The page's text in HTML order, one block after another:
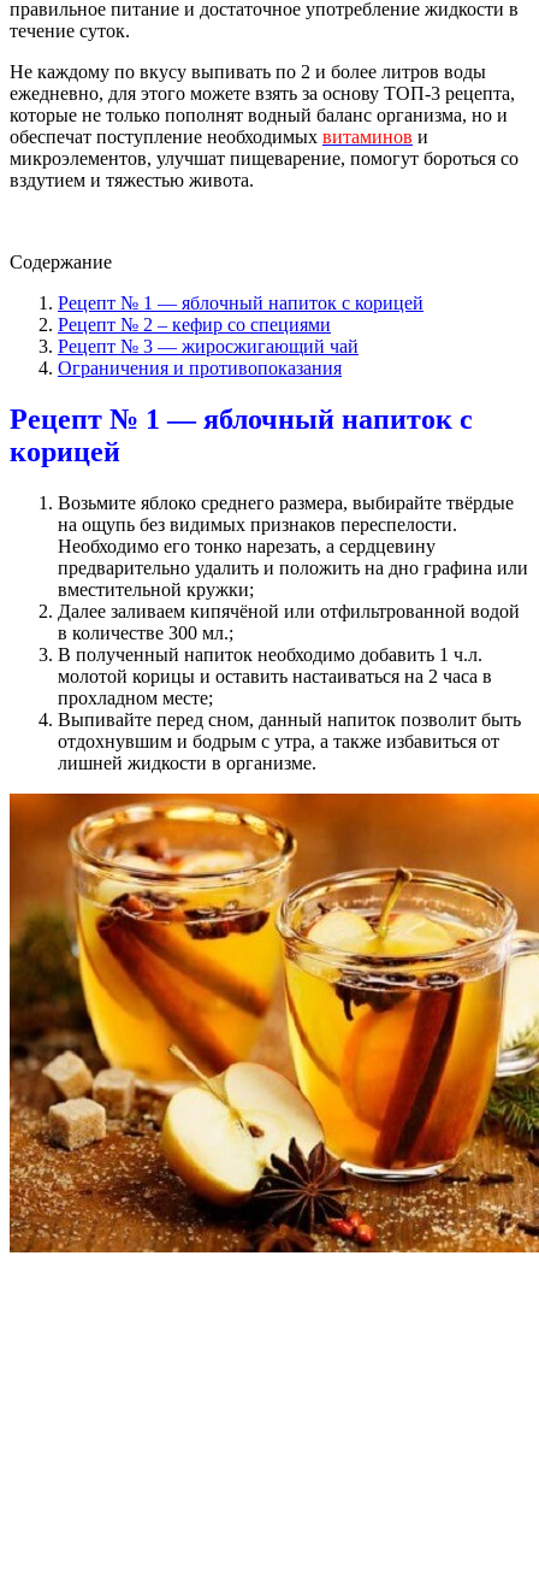
правильное питание и достаточное употребление жидкости в
течение суток.
Не каждому по вкусу выпивать по 2 и более литров воды
ежедневно, для этого можете взять за основу ТОП-3 рецепта,
которые не только пополнят водный баланс организма, но и
обеспечат поступление необходимых витаминов и
микроэлементов, улучшат пищеварение, помогут бороться со
вздутием и тяжестью живота.
Содержание
Рецепт № 1 — яблочный напиток с корицей
Рецепт № 2 – кефир со специями
Рецепт № 3 — жиросжигающий чай
Ограничения и противопоказания
Рецепт № 1 — яблочный напиток с
корицей
Возьмите яблоко среднего размера, выбирайте твёрдые
на ощупь без видимых признаков переспелости.
Необходимо его тонко нарезать, а сердцевину
предварительно удалить и положить на дно графина или
вместительной кружки;
Далее заливаем кипячёной или отфильтрованной водой
в количестве 300 мл.;
В полученный напиток необходимо добавить 1 ч.л.
молотой корицы и оставить настаиваться на 2 часа в
прохладном месте;
Выпивайте перед сном, данный напиток позволит быть
отдохнувшим и бодрым с утра, а также избавиться от
лишней жидкости в организме.